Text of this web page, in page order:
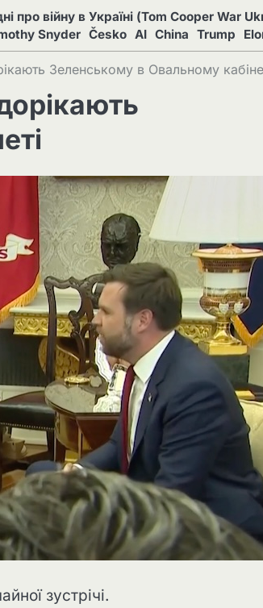
про війну в Україні (Tom Cooper War
Snyder Česko AI China Trump
Зеленському в Овальному
зустрічі.